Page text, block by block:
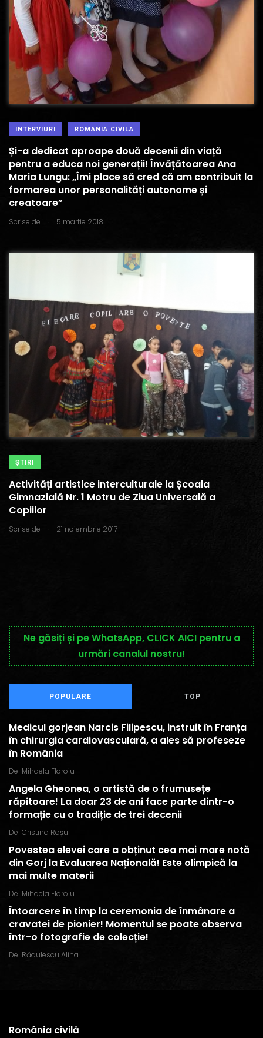
INTERVIURI ROMANIA CIVILA
Și-a dedicat aproape două decenii din viață
pentru a educa noi generații! Învățătoarea Ana
Maria Lungu: „Îmi place să cred că am contribuit la
formarea unor personalități autonome și
creatoare”
Scrise de . 5 martie 2018
ŞTIRI
Activități artistice interculturale la Școala
Gimnazială Nr. 1 Motru de Ziua Universală a
Copiilor
Scrise de . 21 noiembrie 2017
Ne găsiți și pe WhatsApp, CLICK AICI pentru a
urmări canalul nostru!
POPULARE TOP
Medicul gorjean Narcis Filipescu, instruit în Franța
în chirurgia cardiovasculară, a ales să profeseze
în România
De Mihaela Floroiu
Angela Gheonea, o artistă de o frumusețe
răpitoare! La doar 23 de ani face parte dintr-o
formație cu o tradiție de trei decenii
De Cristina Roșu
Povestea elevei care a obținut cea mai mare notă
din Gorj la Evaluarea Națională! Este olimpică la
mai multe materii
De Mihaela Floroiu
Întoarcere în timp la ceremonia de înmânare a
cravatei de pionier! Momentul se poate observa
într-o fotografie de colecție!
De Rădulescu Alina
România civilă